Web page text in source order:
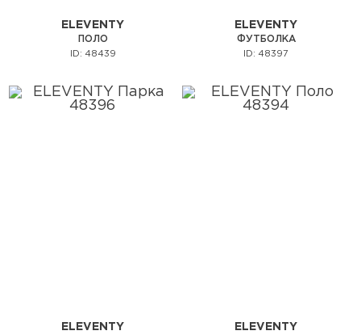
ELEVENTY
ПОЛО
ID: 48439
ELEVENTY
ФУТБОЛКА
ID: 48397
ELEVENTY ELEVENTY